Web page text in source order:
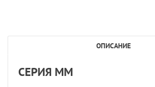
ОПИСАНИЕ
СЕРИЯ MM